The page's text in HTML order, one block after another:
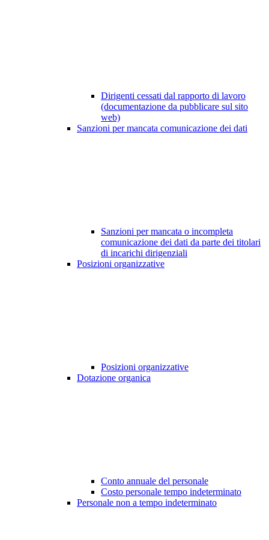
Dirigenti cessati dal rapporto di lavoro
(documentazione da pubblicare sul sito
web)
Sanzioni per mancata comunicazione dei dati
Sanzioni per mancata o incompleta
comunicazione dei dati da parte dei titolari
di incarichi dirigenziali
Posizioni organizzative
Posizioni organizzative
Dotazione organica
Conto annuale del personale
Costo personale tempo indeterminato
Personale non a tempo indeterminato